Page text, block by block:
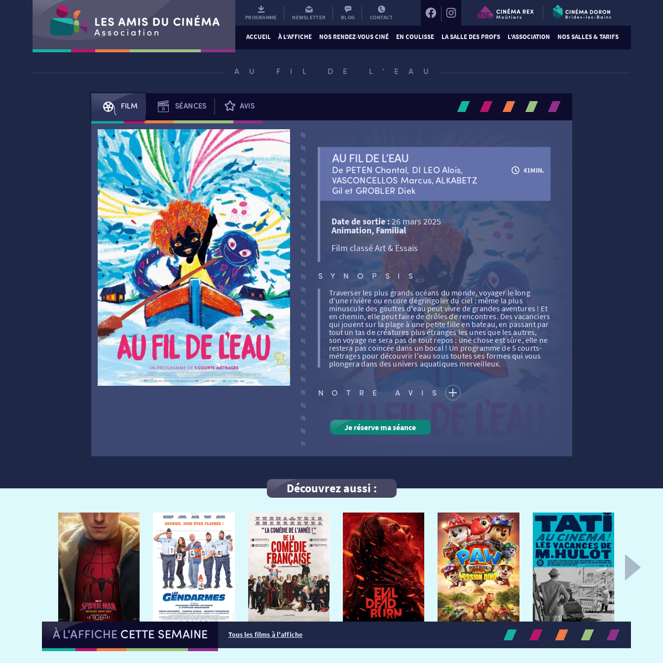
PROGRAMME NEWSLETTER BLOG CONTACT
ACCUEIL À L’AFFICHE NOS RENDEZ-VOUS CINÉ EN COULISSE LA SALLE DES PROFS L’ASSOCIATION NOS SALLES & TARIFS
AU FIL DE L’EAU
FILM SÉANCES AVIS
AU FIL DE L’EAU
De PETEN Chantal, DI LEO Alois,
VASCONCELLOS Marcus, ALKABETZ
Gil et GROBLER Diek
41MIN.
Date de sortie :26 mars 2025
Animation, Familial
Film classé Art & Essais
SYNOPSIS
Traverser les plus grands océans du monde, voyager le long
d'une rivière ou encore dégringoler du ciel : même la plus
minuscule des gouttes d'eau peut vivre de grandes aventures ! Et
en chemin, elle peut faire de drôles de rencontres. Des vacanciers
qui jouent sur la plage à une petite fille en bateau, en passant par
tout un tas de créatures plus étranges les unes que les autres,
son voyage ne sera pas de tout repos : une chose est sûre, elle ne
restera pas coincée dans un bocal ! Un programme de 5 courts-
métrages pour découvrir l'eau sous toutes ses formes qui vous
plongera dans des univers aquatiques merveilleux.
NOTRE AVIS
Je réserve ma séance
Découvrez aussi :
À L'AFFICHE CETTE SEMAINE Tous les films à l'affiche